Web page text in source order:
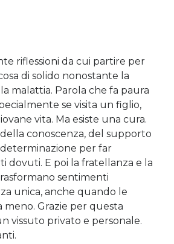
riflessioni da cui partire per
di solido nonostante la
malattia. Parola che fa paura
se visita un figlio,
vita. Ma esiste una cura.
conoscenza, del supporto
per far
dovuti. E poi la fratellanza e la
sentimenti
unica, anche quando le
meno. Grazie per questa
vissuto privato e personale.